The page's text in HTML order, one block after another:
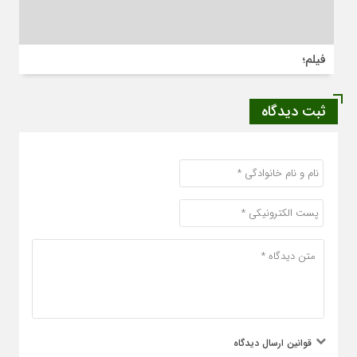
فیلم؛
ثبت دیدگاه
قوانین ارسال دیدگاه